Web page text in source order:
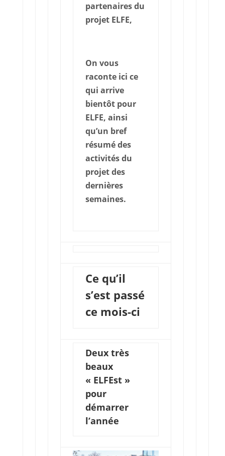
partenaires du
projet ELFE,
On vous
raconte ici ce
qui arrive
bientôt pour
ELFE, ainsi
qu’un bref
résumé des
activités du
projet des
dernières
semaines.
Ce qu’il
s’est passé
ce mois-ci
Deux très
beaux
« ELFEst »
pour
démarrer
l’année